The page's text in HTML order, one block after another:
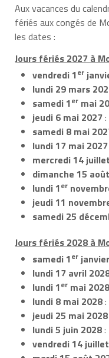
Aux vacances du
fériés aux congés de
les dates :
Jours fériés 2027 à
vendredi 1er
lundi 29 mars
samedi 1er mai
jeudi 6 mai 2027:
samedi 8 mai
lundi 17 mai 2027
mercredi 14
dimanche 15
lundi 1er
jeudi 11
samedi 25
Jours fériés 2028 à
samedi 1er
lundi 17 avril
lundi 1er mai 2028
lundi 8 mai 2028
jeudi 25 mai 2028
lundi 5 juin 2028:
vendredi 14